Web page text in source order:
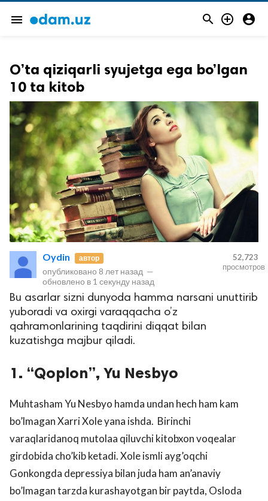
menu   
защищены.
O’ta qiziqarli syujetga ega bo’lgan
10 ta kitob
Oydin автор
опубликовано 8 лет назад —
обновлено в 1 секунду назад
52,723
просмотров
Bu asarlar sizni dunyoda hamma narsani unuttirib
yuboradi va oxirgi varaqqacha o’z
qahramonlarining taqdirini diqqat bilan
kuzatishga majbur qiladi.
1. “Qoplon”, Yu Nesbyo
Muhtasham Yu Nesbyo hamda undan hech ham kam
bo’lmagan Xarri Xole yana ishda. Birinchi
varaqlaridanoq mutolaa qiluvchi kitobxon voqealar
girdobida cho’kib ketadi. Xole ismli ayg’oqchi
Gonkongda depressiya bilan juda ham an’anaviy
bo’lmagan tarzda kurashayotgan bir paytda, Osloda